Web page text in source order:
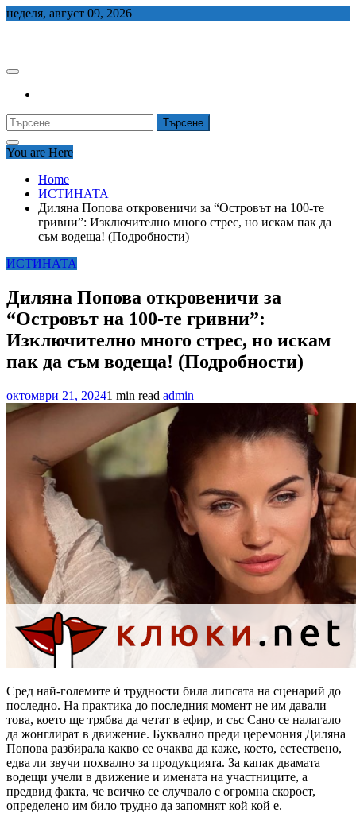
Skip
неделя, август 09, 2026
Търсене
за:
You are Here
Home
ИСТИНАТА
Диляна Попова откровеничи за “Островът на 100-те
гривни”: Изключително много стрес, но искам пак да
съм водеща! (Подробности)
ИСТИНАТА
Диляна Попова откровеничи за
“Островът на 100-те гривни”:
Изключително много стрес, но искам
пак да съм водеща! (Подробности)
октомври 21, 20241 min read admin
Сред най-големите ѝ трудности била липсата на сценарий до
последно. На практика до последния момент не им давали
това, което ще трябва да четат в ефир, и със Сано се налагало
да жонглират в движение. Буквално преди церемония Диляна
Попова разбирала какво се очаква да каже, което, естествено,
едва ли звучи похвално за продукцията. За капак двамата
водещи учели в движение и имената на участниците, а
предвид факта, че всичко се случвало с огромна скорост,
определено им било трудно да запомнят кой кой е.